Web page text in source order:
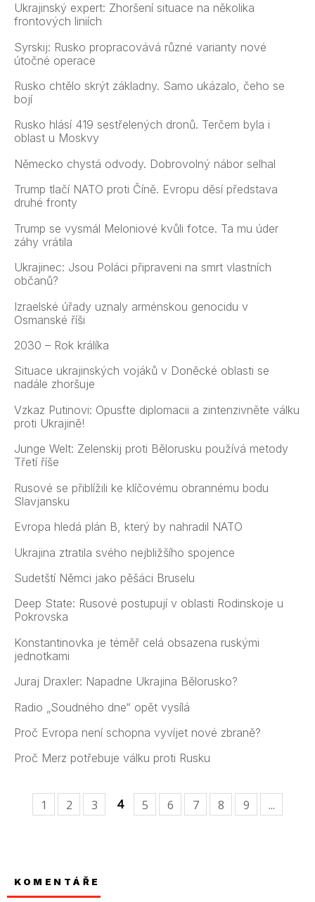
Ukrajinský expert: Zhoršení situace na několika
frontových liniích
Syrskij: Rusko propracovává různé varianty nové
útočné operace
Rusko chtělo skrýt základny. Samo ukázalo, čeho se
bojí
Rusko hlásí 419 sestřelených dronů. Terčem byla i
oblast u Moskvy
Německo chystá odvody. Dobrovolný nábor selhal
Trump tlačí NATO proti Číně. Evropu děsí představa
druhé fronty
Trump se vysmál Meloniové kvůli fotce. Ta mu úder
záhy vrátila
Ukrajinec: Jsou Poláci připraveni na smrt vlastních
občanů?
Izraelské úřady uznaly arménskou genocidu v
Osmanské říši
2030 – Rok králíka
Situace ukrajinských vojáků v Doněcké oblasti se
nadále zhoršuje
Vzkaz Putinovi: Opusťte diplomacii a zintenzivněte válku
proti Ukrajině!
Junge Welt: Zelenskij proti Bělorusku používá metody
Třetí říše
Rusové se přiblížili ke klíčovému obrannému bodu
Slavjansku
Evropa hledá plán B, který by nahradil NATO
Ukrajina ztratila svého nejbližšího spojence
Sudetští Němci jako pěšáci Bruselu
Deep State: Rusové postupují v oblasti Rodinskoje u
Pokrovska
Konstantinovka je téměř celá obsazena ruskými
jednotkami
Juraj Draxler: Napadne Ukrajina Bělorusko?
Radio „Soudného dne“ opět vysílá
Proč Evropa není schopna vyvíjet nové zbraně?
Proč Merz potřebuje válku proti Rusku
1 2 3 4 5 6 7 8 9 ...
KOMENTÁŘE